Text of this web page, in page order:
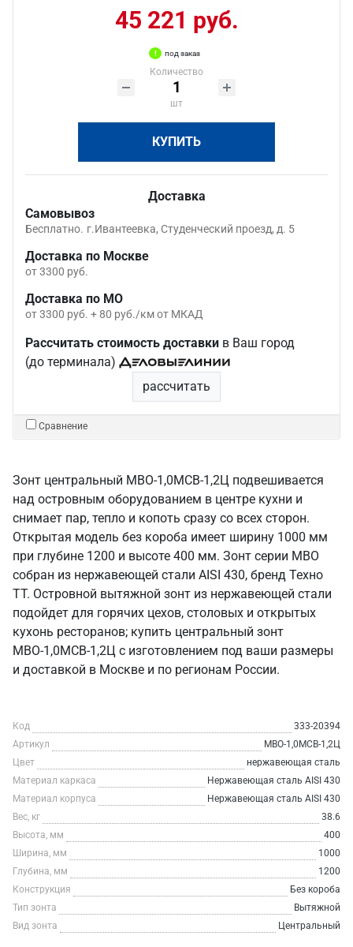
45 221 руб.
под заказ
Количество
шт
КУПИТЬ
Доставка
Самовывоз
Бесплатно. г.Ивантеевка, Студенческий проезд, д. 5
Доставка по Москве
от 3300 руб.
Доставка по МО
от 3300 руб. + 80 руб./км от МКАД
Рассчитать стоимость доставки в Ваш город
(до терминала)
рассчитать
Сравнение
Зонт центральный МВО-1,0МСВ-1,2Ц подвешивается
над островным оборудованием в центре кухни и
снимает пар, тепло и копоть сразу со всех сторон.
Открытая модель без короба имеет ширину 1000 мм
при глубине 1200 и высоте 400 мм. Зонт серии МВО
собран из нержавеющей стали AISI 430, бренд Техно
ТТ. Островной вытяжной зонт из нержавеющей стали
подойдет для горячих цехов, столовых и открытых
кухонь ресторанов; купить центральный зонт
МВО-1,0МСВ-1,2Ц с изготовлением под ваши размеры
и доставкой в Москве и по регионам России.
Код
333-20394
Артикул
МВО-1,0МСВ-1,2Ц
Цвет
нержавеющая сталь
Материал каркаса
Нержавеющая сталь AISI 430
Материал корпуса
Нержавеющая сталь AISI 430
Вес, кг
38.6
Высота, мм
400
Ширина, мм
1000
Глубина, мм
1200
Конструкция
Без короба
Тип зонта
Вытяжной
Вид зонта
Центральный